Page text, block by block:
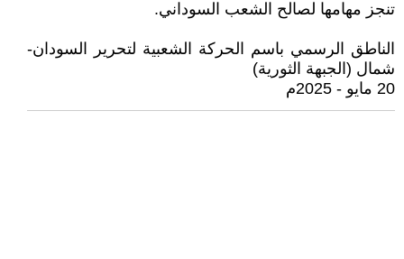
تنجز مهامها لصالح الشعب السوداني.
الناطق الرسمي باسم الحركة الشعبية لتحرير السودان-
شمال (الجبهة الثورية)
20 مايو - 2025م